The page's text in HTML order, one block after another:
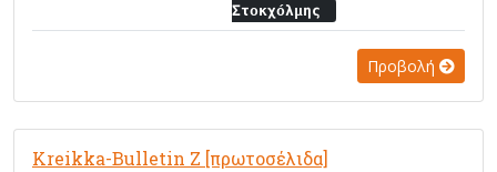
Στοκχόλμης
Προβολή
Kreikka-Bulletin Z [πρωτοσέλιδα]